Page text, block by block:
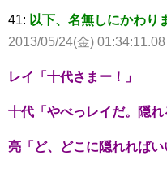
41: 以下、名無しにかわり
2013/05/24(金) 01:34:11.08
レイ「十代さまー！」
十代「やべっレイだ。隠れ
亮「ど、どこに隠れればい